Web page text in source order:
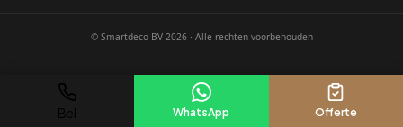
© Smartdeco BV 2026 · Alle rechten voorbehouden
Bel WhatsApp Offerte